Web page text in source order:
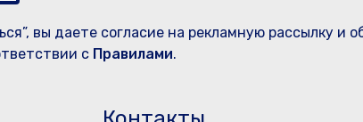
вы даете согласие на рекламную рассылку и
с Правилами.